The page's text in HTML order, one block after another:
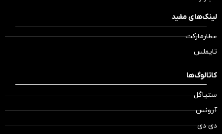
لینک‌های مفید
عطارمارکت
تایملس
کاتالوگ‌ها
ستیاگل
آرونس
دی دی